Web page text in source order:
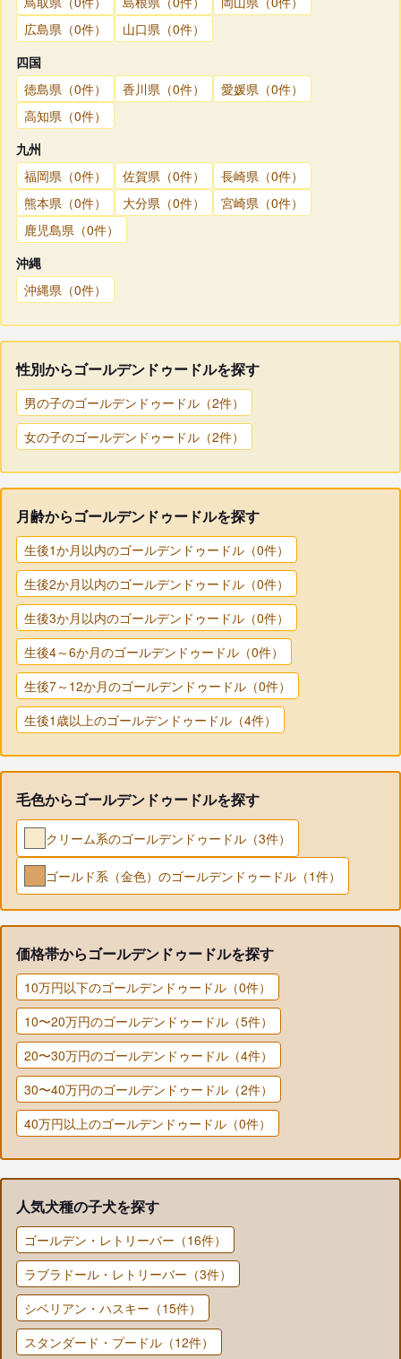
広島県（0件）
山口県（0件）
四国
徳島県（0件）
香川県（0件）
愛媛県（0件）
高知県（0件）
九州
福岡県（0件）
佐賀県（0件）
長崎県（0件）
熊本県（0件）
大分県（0件）
宮崎県（0件）
鹿児島県（0件）
沖縄
沖縄県（0件）
性別からゴールデンドゥードルを探す
男の子のゴールデンドゥードル（2件）
女の子のゴールデンドゥードル（2件）
月齢からゴールデンドゥードルを探す
生後1か月以内のゴールデンドゥードル（0件）
生後2か月以内のゴールデンドゥードル（0件）
生後3か月以内のゴールデンドゥードル（0件）
生後4～6か月のゴールデンドゥードル（0件）
生後7～12か月のゴールデンドゥードル（0件）
生後1歳以上のゴールデンドゥードル（4件）
毛色からゴールデンドゥードルを探す
クリーム系のゴールデンドゥードル（3件）
ゴールド系（金色）のゴールデンドゥードル（1件）
価格帯からゴールデンドゥードルを探す
10万円以下のゴールデンドゥードル（0件）
10〜20万円のゴールデンドゥードル（5件）
20〜30万円のゴールデンドゥードル（4件）
30〜40万円のゴールデンドゥードル（2件）
40万円以上のゴールデンドゥードル（0件）
人気犬種の子犬を探す
ゴールデン・レトリーバー（16件）
ラブラドール・レトリーバー（3件）
シベリアン・ハスキー（15件）
スタンダード・プードル（12件）